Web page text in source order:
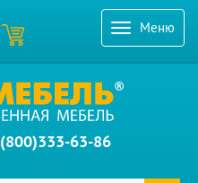
Меню
(800)333-63-86